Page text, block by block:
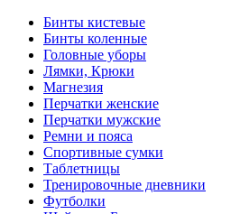
Бинты кистевые
Бинты коленные
Головные уборы
Лямки, Крюки
Магнезия
Перчатки женские
Перчатки мужские
Ремни и пояса
Спортивные сумки
Таблетницы
Тренировочные дневники
Футболки